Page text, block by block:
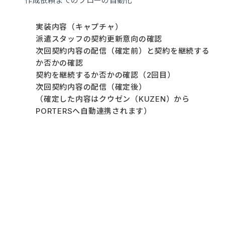
実装内容（キャプチャ）
派遣スタッフの契約更新意向の確認
次回契約内容の配信（確定前）と契約を継続する
か否かの確認
契約を継続するか否かの確認（2回目）
次回契約内容の配信（確定後）
（確定した内容はクウゼン（KUZEN）から
PORTERSへ自動連携されます）